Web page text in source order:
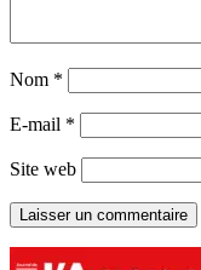
Nom *
E-mail *
Site web